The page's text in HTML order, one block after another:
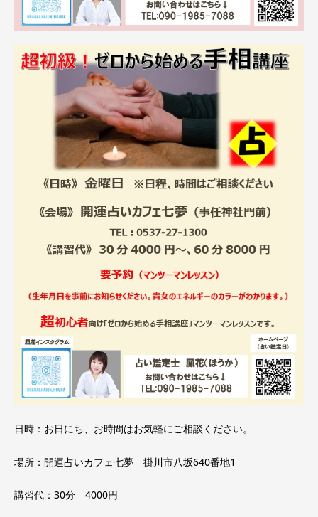
日時：お日にち、お時間はお気軽にご相談ください。
場所：開運占いカフェ七夢 掛川市八坂640番地1
講習代：30分 4000円